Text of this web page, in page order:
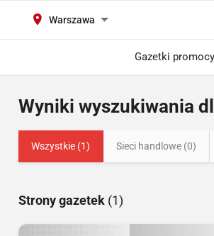
Warszawa
Gazetki
Wyniki wyszukiwania
Wszystkie (1) Sieci handlowe (0)
Strony gazetek (1)